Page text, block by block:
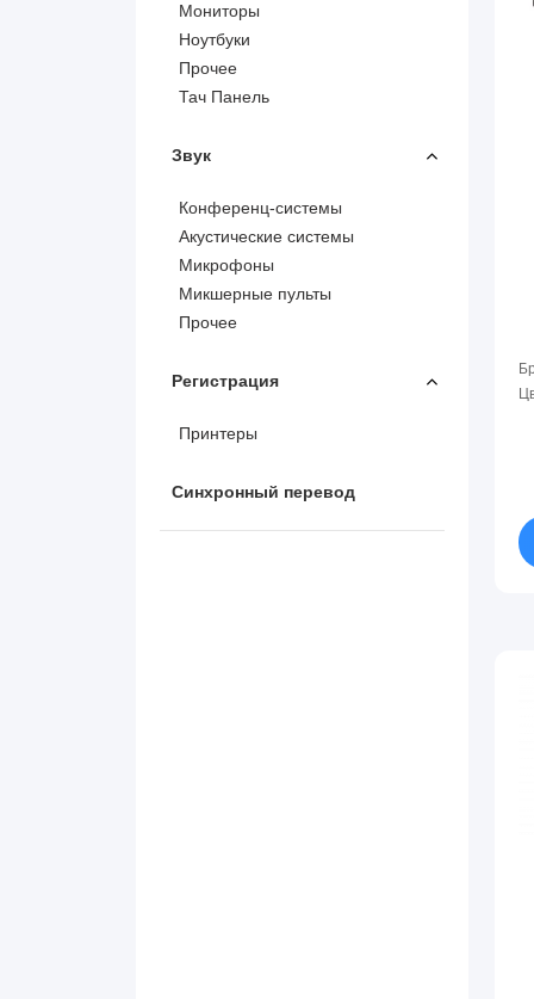
Мониторы
Ноутбуки
Прочее
Тач Панель
Звук
Конференц-системы
Акустические системы
Микрофоны
Микшерные пульты
Прочее
Регистрация
Принтеры
Синхронный перевод